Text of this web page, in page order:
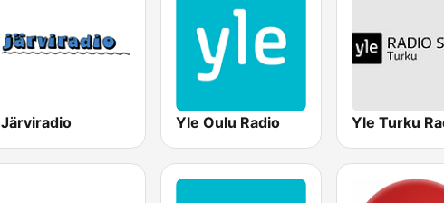
Järviradio Yle Oulu Radio